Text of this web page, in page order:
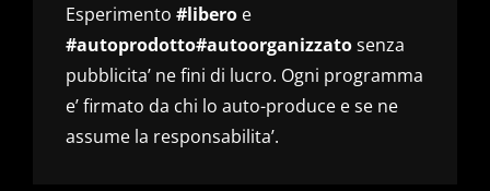
Esperimento #libero e
#autoprodotto#autoorganizzatosenza
pubblicita’ ne fini di lucro. Ogni programma
e’ firmato da chi lo auto-produce e se ne
assume la responsabilita’.